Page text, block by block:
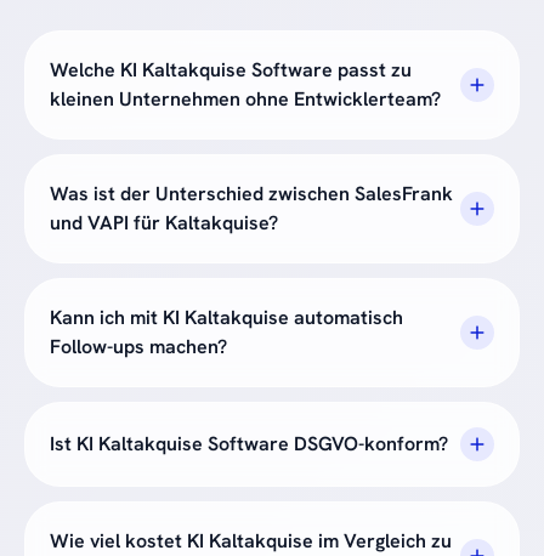
Welche KI Kaltakquise Software passt zu
kleinen Unternehmen ohne Entwicklerteam?
Was ist der Unterschied zwischen SalesFrank
und VAPI für Kaltakquise?
Kann ich mit KI Kaltakquise automatisch
Follow-ups machen?
Ist KI Kaltakquise Software DSGVO-konform?
Wie viel kostet KI Kaltakquise im Vergleich zu